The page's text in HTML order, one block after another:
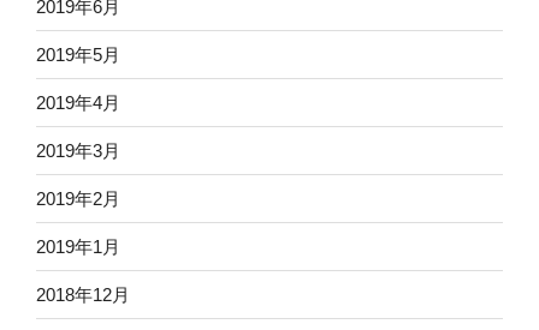
2019年6月
2019年5月
2019年4月
2019年3月
2019年2月
2019年1月
2018年12月